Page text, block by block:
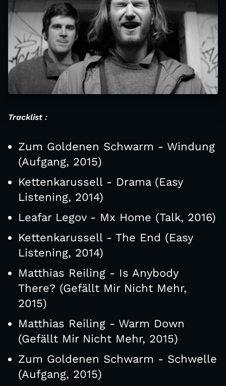
Tracklist :
Zum Goldenen Schwarm - Windung
(Aufgang, 2015)
Kettenkarussell - Drama (Easy
Listening, 2014)
Leafar Legov - Mx Home (Talk, 2016)
Kettenkarussell - The End (Easy
Listening, 2014)
Matthias Reiling - Is Anybody
There? (Gefällt Mir Nicht Mehr,
2015)
Matthias Reiling - Warm Down
(Gefällt Mir Nicht Mehr, 2015)
Zum Goldenen Schwarm - Schwelle
(Aufgang, 2015)